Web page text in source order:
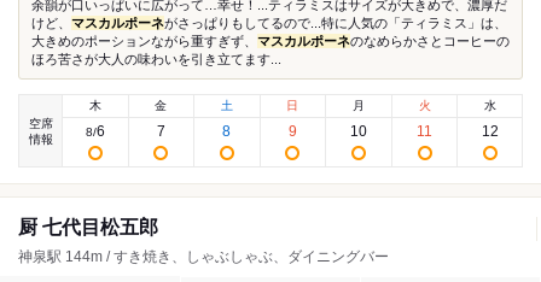
余韻が口いっぱいに広がって…幸せ！...ティラミスはサイズが大きめで、濃厚だ
けど、 マスカルポーネがさっぱりもしてるので...特に人気の「ティラミス」は、
大きめのポーションながら重すぎず、 マスカルポーネのなめらかさとコーヒーの
ほろ苦さが大人の味わいを引き立てます...
空席
情報
木
8/6
金
7
土
8
日
9
月
10
火
11
水
12
厨 七代目松五郎
神泉駅 144m / すき焼き、しゃぶしゃぶ、ダイニングバー